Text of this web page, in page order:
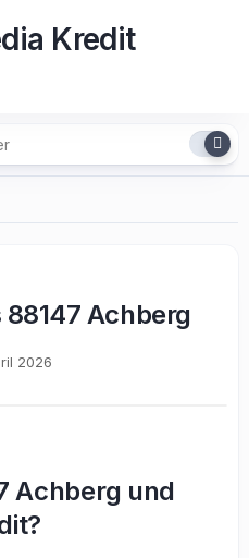
Achberg
2026
Achberg und